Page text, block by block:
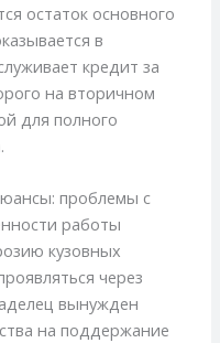
остаток основного
в
кредит за
на вторичном
для полного
проблемы с
работы
кузовных
через
вынужден
на поддержание